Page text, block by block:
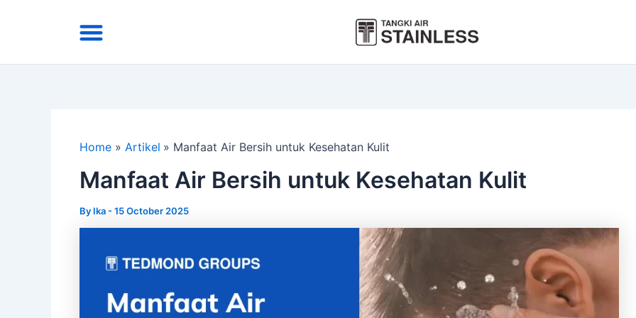
Menu
Home Artikel Manfaat Air Bersih untuk Kesehatan Kulit
Manfaat Air Bersih untuk Kesehatan Kulit
By Ika-15 October 2025